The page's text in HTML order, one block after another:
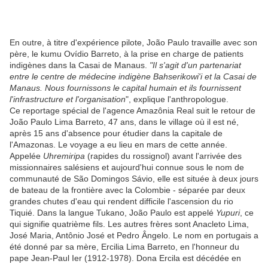
En outre, à titre d'expérience pilote, João Paulo travaille avec son
père, le kumu Ovídio Barreto, à la prise en charge de patients
indigènes dans la Casai de Manaus. "Il s'agit d'un partenariat
entre le centre de médecine indigène Bahserikowi'i et la Casai de
Manaus. Nous fournissons le capital humain et ils fournissent
l'infrastructure et l'organisation", explique l'anthropologue.
Ce reportage spécial de l'agence Amazônia Real suit le retour de
João Paulo Lima Barreto, 47 ans, dans le village où il est né,
après 15 ans d'absence pour étudier dans la capitale de
l'Amazonas. Le voyage a eu lieu en mars de cette année.
Appelée Uhremiripa (rapides du rossignol) avant l'arrivée des
missionnaires salésiens et aujourd'hui connue sous le nom de
communauté de São Domingos Sávio, elle est située à deux jours
de bateau de la frontière avec la Colombie - séparée par deux
grandes chutes d'eau qui rendent difficile l'ascension du rio
Tiquié. Dans la langue Tukano, João Paulo est appelé Yupuri, ce
qui signifie quatrième fils. Les autres frères sont Anacleto Lima,
José Maria, Antônio José et Pedro Ângelo. Le nom en portugais a
été donné par sa mère, Ercilia Lima Barreto, en l'honneur du
pape Jean-Paul Ier (1912-1978). Dona Ercila est décédée en